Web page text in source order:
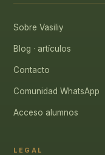
Sobre Vasiliy
Blog · artículos
Contacto
Comunidad WhatsApp
Acceso alumnos
LEGAL